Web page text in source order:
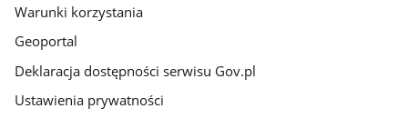
Warunki korzystania
Geoportal
Deklaracja dostępności serwisu Gov.pl
Ustawienia prywatności